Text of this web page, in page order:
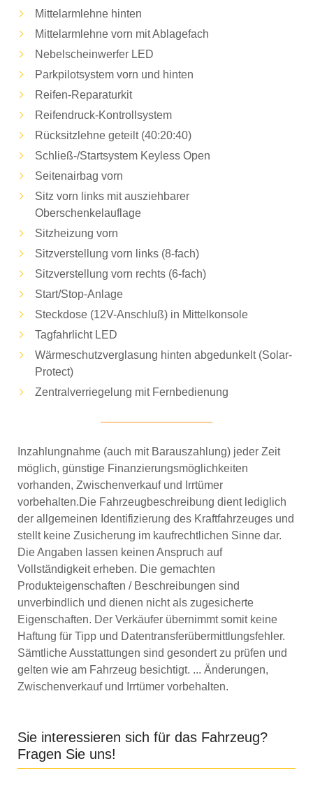
Mittelarmlehne hinten
Mittelarmlehne vorn mit Ablagefach
Nebelscheinwerfer LED
Parkpilotsystem vorn und hinten
Reifen-Reparaturkit
Reifendruck-Kontrollsystem
Rücksitzlehne geteilt (40:20:40)
Schließ-/Startsystem Keyless Open
Seitenairbag vorn
Sitz vorn links mit ausziehbarer
Oberschenkelauflage
Sitzheizung vorn
Sitzverstellung vorn links (8-fach)
Sitzverstellung vorn rechts (6-fach)
Start/Stop-Anlage
Steckdose (12V-Anschluß) in Mittelkonsole
Tagfahrlicht LED
Wärmeschutzverglasung hinten abgedunkelt (Solar-
Protect)
Zentralverriegelung mit Fernbedienung
Inzahlungnahme (auch mit Barauszahlung) jeder Zeit
möglich, günstige Finanzierungsmöglichkeiten
vorhanden, Zwischenverkauf und Irrtümer
vorbehalten.Die Fahrzeugbeschreibung dient lediglich
der allgemeinen Identifizierung des Kraftfahrzeuges und
stellt keine Zusicherung im kaufrechtlichen Sinne dar.
Die Angaben lassen keinen Anspruch auf
Vollständigkeit erheben. Die gemachten
Produkteigenschaften / Beschreibungen sind
unverbindlich und dienen nicht als zugesicherte
Eigenschaften. Der Verkäufer übernimmt somit keine
Haftung für Tipp und Datentransferübermittlungsfehler.
Sämtliche Ausstattungen sind gesondert zu prüfen und
gelten wie am Fahrzeug besichtigt. ... Änderungen,
Zwischenverkauf und Irrtümer vorbehalten.
Sie interessieren sich für das Fahrzeug?
Fragen Sie uns!